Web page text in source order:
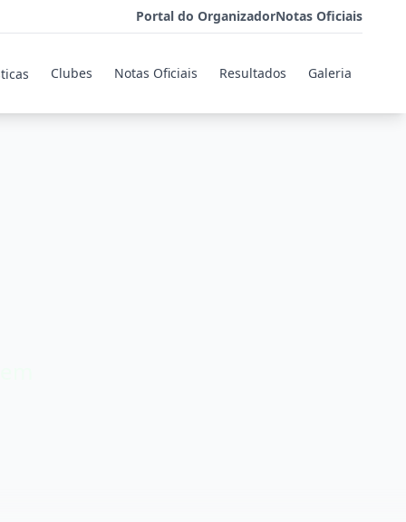
Portal do OrganizadorNotas Oficiais
Clubes Notas Oficiais Resultados Galeria